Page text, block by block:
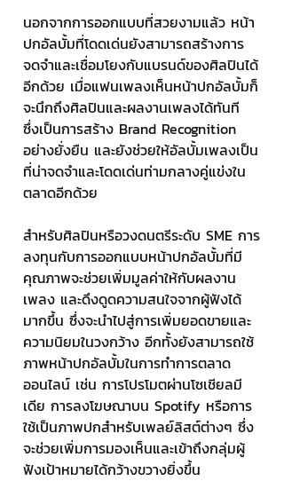
นอกจากการออกแบบที่สวยงามแล้ว หน้า
ปกอัลบั้มที่โดดเด่นยังสามารถสร้างการ
จดจำและเชื่อมโยงกับแบรนด์ของศิลปินได้
อีกด้วย เมื่อแฟนเพลงเห็นหน้าปกอัลบั้มก็
จะนึกถึงศิลปินและผลงานเพลงได้ทันที
ซึ่งเป็นการสร้าง Brand Recognition
อย่างยั่งยืน และยังช่วยให้อัลบั้มเพลงเป็น
ที่น่าจดจำและโดดเด่นท่ามกลางคู่แข่งใน
ตลาดอีกด้วย
สำหรับศิลปินหรือวงดนตรีระดับ SME การ
ลงทุนกับการออกแบบหน้าปกอัลบั้มที่มี
คุณภาพจะช่วยเพิ่มมูลค่าให้กับผลงาน
เพลง และดึงดูดความสนใจจากผู้ฟังได้
มากขึ้น ซึ่งจะนำไปสู่การเพิ่มยอดขายและ
ความนิยมในวงกว้าง อีกทั้งยังสามารถใช้
ภาพหน้าปกอัลบั้มในการทำการตลาด
ออนไลน์ เช่น การโปรโมตผ่านโซเชียลมี
เดีย การลงโฆษณาบน Spotify หรือการ
ใช้เป็นภาพปกสำหรับเพลย์ลิสต์ต่างๆ ซึ่ง
จะช่วยเพิ่มการมองเห็นและเข้าถึงกลุ่มผู้
ฟังเป้าหมายได้กว้างขวางยิ่งขึ้น